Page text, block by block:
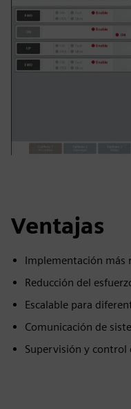
Ventajas
Implementación más
Reducción del
Escalable para
Comunicación de
Supervisión y control